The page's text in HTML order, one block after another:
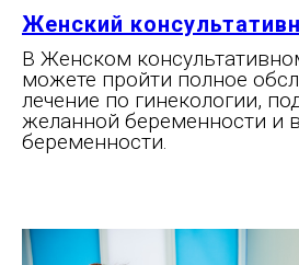
Женский
В Женском
можете пройти полное
лечение по гинекологии,
желанной беременности и
беременности.